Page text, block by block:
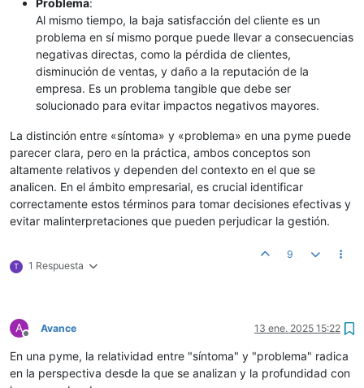
Problema:
Al mismo tiempo, la baja satisfacción del cliente es un
problema en sí mismo porque puede llevar a consecuencias
negativas directas, como la pérdida de clientes,
disminución de ventas, y daño a la reputación de la
empresa. Es un problema tangible que debe ser
solucionado para evitar impactos negativos mayores.
La distinción entre «síntoma» y «problema» en una pyme puede
parecer clara, pero en la práctica, ambos conceptos son
altamente relativos y dependen del contexto en el que se
analicen. En el ámbito empresarial, es crucial identificar
correctamente estos términos para tomar decisiones efectivas y
evitar malinterpretaciones que pueden perjudicar la gestión.
T 1 Respuesta
9
A
Desconectado
Avance 13 ene. 2025 15:22
En una pyme, la relatividad entre "síntoma" y "problema" radica
en la perspectiva desde la que se analizan y la profundidad con